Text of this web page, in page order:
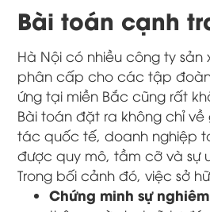
Bài toán cạnh
Hà Nội có nhiều công ty
phân cấp cho các tập
ứng tại miền Bắc cũng rất
Bài toán đặt ra không chỉ
tác quốc tế, doanh nghiệp
được quy mô, tầm cỡ và sự
Trong bối cảnh đó, việc sở
Chứng minh sự